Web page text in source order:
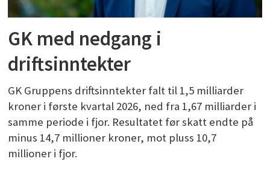
GK med nedgang i
driftsinntekter
GK Gruppens driftsinntekter falt til 1,5 milliarder
kroner i første kvartal 2026, ned fra 1,67 milliarder i
samme periode i fjor. Resultatet før skatt endte på
minus 14,7 millioner kroner, mot pluss 10,7
millioner i fjor.